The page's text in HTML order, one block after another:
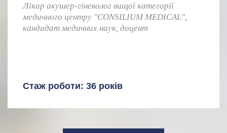
Лікар акушер-гінеколог вищої категорії
медичного центру "CONSILIUM MEDICAL",
кандидат медичних наук, доцент
Стаж роботи: 36 років